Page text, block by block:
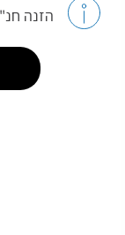
הזנה